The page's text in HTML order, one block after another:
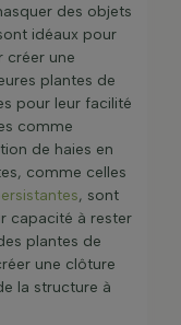
remplacez le
le nouveau
de nouvelles
en bois pour
coupez pas
les
angle pour
des objets
idéaux pour
créer une
plantes de
pour leur facilité
comme
de haies en
comme celles
, sont
capacité à rester
plantes de
une clôture
la structure à